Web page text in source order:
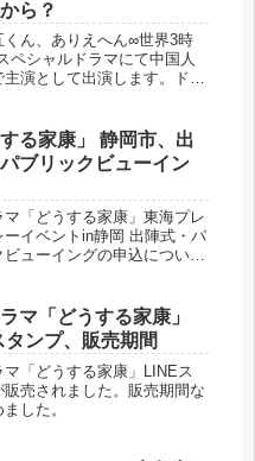
ら？
くん、ありえへん∞世界3時
ペシャルドラマにて中国人
主演として出演します。ドラ
する家康」 静岡市、出
ブリックビューイン
マ「どうする家康」東海プレ
ーイベントin静岡 出陣式・パ
ビューイングの申込について
マ「どうする家康」
タンプ、販売期間
マ「どうする家康」LINEス
販売されました。販売期間な
した。